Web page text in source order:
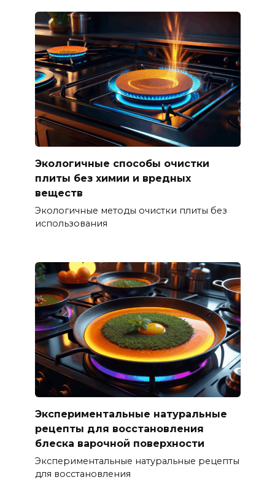
Экологичные способы очистки
плиты без химии и вредных
веществ
Экологичные методы очистки плиты без
использования
Экспериментальные натуральные
рецепты для восстановления
блеска варочной поверхности
Экспериментальные натуральные рецепты
для восстановления